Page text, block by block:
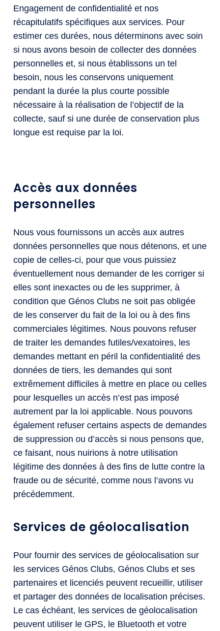
Engagement de confidentialité et nos
récapitulatifs spécifiques aux services. Pour
estimer ces durées, nous déterminons avec soin
si nous avons besoin de collecter des données
personnelles et, si nous établissons un tel
besoin, nous les conservons uniquement
pendant la durée la plus courte possible
nécessaire à la réalisation de l’objectif de la
collecte, sauf si une durée de conservation plus
longue est requise par la loi.
Accès aux données
personnelles
Nous vous fournissons un accès aux autres
données personnelles que nous détenons, et une
copie de celles-ci, pour que vous puissiez
éventuellement nous demander de les corriger si
elles sont inexactes ou de les supprimer, à
condition que Génos Clubs ne soit pas obligée
de les conserver du fait de la loi ou à des fins
commerciales légitimes. Nous pouvons refuser
de traiter les demandes futiles/vexatoires, les
demandes mettant en péril la confidentialité des
données de tiers, les demandes qui sont
extrêmement difficiles à mettre en place ou celles
pour lesquelles un accès n’est pas imposé
autrement par la loi applicable. Nous pouvons
également refuser certains aspects de demandes
de suppression ou d’accès si nous pensons que,
ce faisant, nous nuirions à notre utilisation
légitime des données à des fins de lutte contre la
fraude ou de sécurité, comme nous l’avons vu
précédemment.
Services de géolocalisation
Pour fournir des services de géolocalisation sur
les services Génos Clubs, Génos Clubs et ses
partenaires et licenciés peuvent recueillir, utiliser
et partager des données de localisation précises.
Le cas échéant, les services de géolocalisation
peuvent utiliser le GPS, le Bluetooth et votre